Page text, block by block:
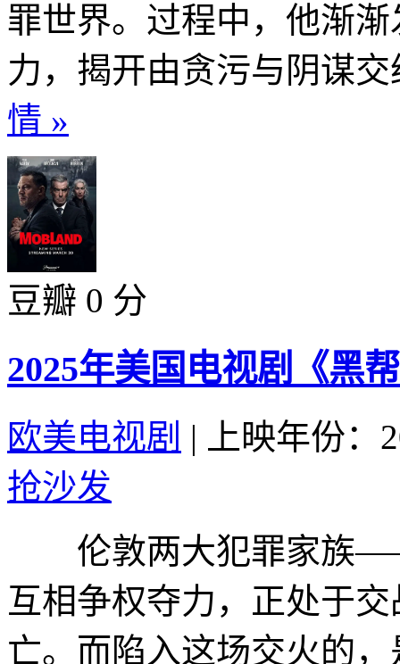
罪世界。过程中，他渐
力，揭开由贪污与阴谋
情 »
豆瓣 0 分
2025年美国电视剧《黑
欧美电视剧 |
上映年份：
抢沙发
伦敦两大犯罪家族——
互相争权夺力，正处于
亡。而陷入这场交火的